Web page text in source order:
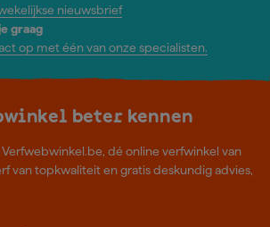
nieuwsbrief
graag
op met één van onze specialisten.
beter kennen
dé online verfwinkel van
van topkwaliteit en gratis deskundig advies,